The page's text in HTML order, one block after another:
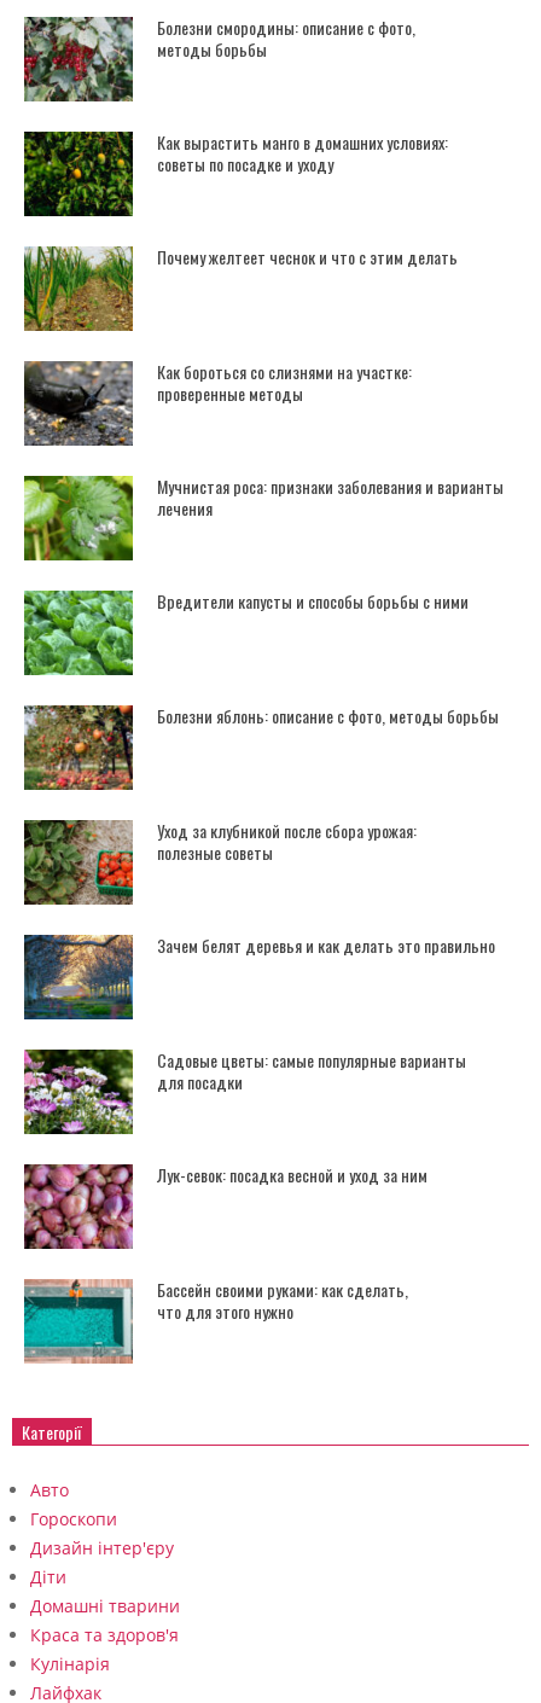
Болезни смородины: описание с фото,
методы борьбы
Как вырастить манго в домашних условиях:
советы по посадке и уходу
Почему желтеет чеснок и что с этим делать
Как бороться со слизнями на участке:
проверенные методы
Мучнистая роса: признаки заболевания и варианты
лечения
Вредители капусты и способы борьбы с ними
Болезни яблонь: описание с фото, методы борьбы
Уход за клубникой после сбора урожая:
полезные советы
Зачем белят деревья и как делать это правильно
Садовые цветы: самые популярные варианты
для посадки
Лук-севок: посадка весной и уход за ним
Бассейн своими руками: как сделать,
что для этого нужно
Категорії
Авто
Гороскопи
Дизайн інтер'єру
Діти
Домашні тварини
Краса та здоров'я
Кулінарія
Лайфхак